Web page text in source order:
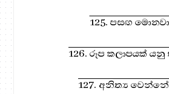
125. පසඟ මොනවා
126. රූප කලාපයක් යනු
127. අනිත්‍ය